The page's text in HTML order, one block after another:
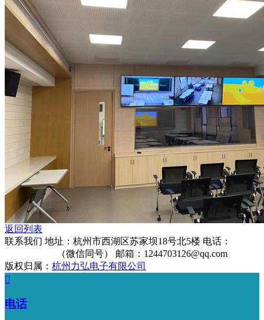
返回列表
联系我们 地址：杭州市西湖区苏家坝18号北5楼 电话：
（微信同号）
邮箱：1244703126@qq.com
版权归属： 杭州力弘电子有限公司

电话